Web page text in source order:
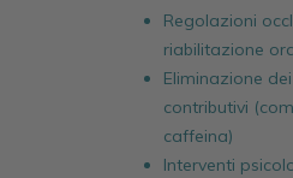
Regolazioni
riabilitazione
Eliminazione
contributivi
caffeina)
Interventi